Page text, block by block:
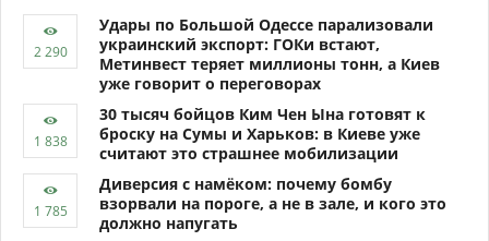
Удары по Большой Одессе парализовали
украинский экспорт: ГОКи встают,
Метинвест теряет миллионы тонн, а Киев
уже говорит о переговорах
30 тысяч бойцов Ким Чен Ына готовят к
броску на Сумы и Харьков: в Киеве уже
считают это страшнее мобилизации
Диверсия с намёком: почему бомбу
взорвали на пороге, а не в зале, и кого это
должно напугать